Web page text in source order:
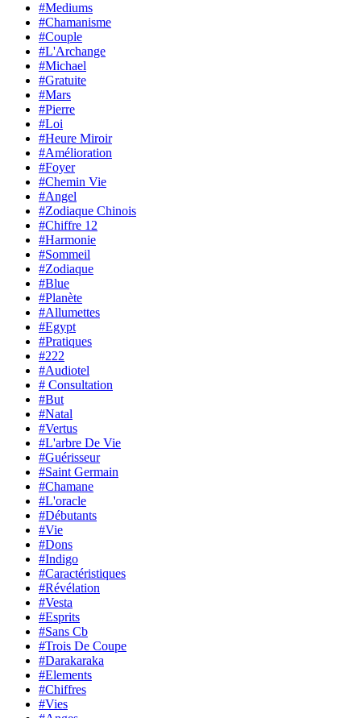
#Mediums
#Chamanisme
#Couple
#L'Archange
#Michael
#Gratuite
#Mars
#Pierre
#Loi
#Heure Miroir
#Amélioration
#Foyer
#Chemin Vie
#Angel
#Zodiaque Chinois
#Chiffre 12
#Harmonie
#Sommeil
#Zodiaque
#Blue
#Planète
#Allumettes
#Egypt
#Pratiques
#222
#Audiotel
# Consultation
#But
#Natal
#Vertus
#L'arbre De Vie
#Guérisseur
#Saint Germain
#Chamane
#L'oracle
#Débutants
#Vie
#Dons
#Indigo
#Caractéristiques
#Révélation
#Vesta
#Esprits
#Sans Cb
#Trois De Coupe
#Darakaraka
#Elements
#Chiffres
#Vies